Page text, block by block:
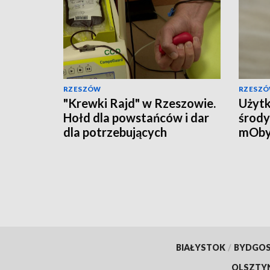
RZESZÓW
"Krewki Rajd" w Rzeszowie.
Hołd dla powstańców i dar
dla potrzebujących
BIAŁYSTOK /